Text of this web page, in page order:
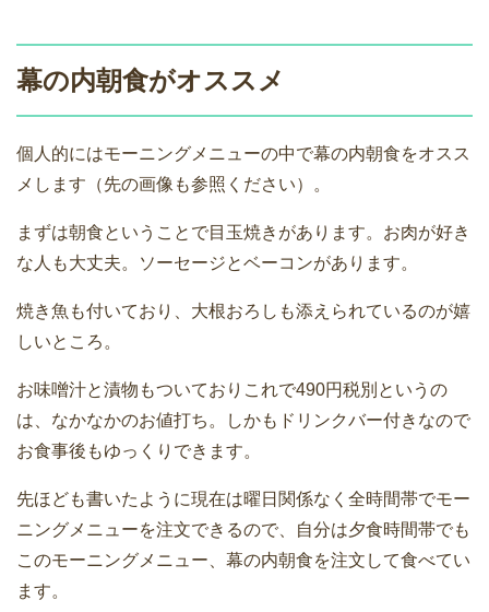
幕の内朝食がオススメ
個人的にはモーニングメニューの中で幕の内朝食をオスス
メします（先の画像も参照ください）。
まずは朝食ということで目玉焼きがあります。お肉が好き
な人も大丈夫。ソーセージとベーコンがあります。
焼き魚も付いており、大根おろしも添えられているのが嬉
しいところ。
お味噌汁と漬物もついておりこれで490円税別というの
は、なかなかのお値打ち。しかもドリンクバー付きなので
お食事後もゆっくりできます。
先ほども書いたように現在は曜日関係なく全時間帯でモー
ニングメニューを注文できるので、自分は夕食時間帯でも
このモーニングメニュー、幕の内朝食を注文して食べてい
ます。